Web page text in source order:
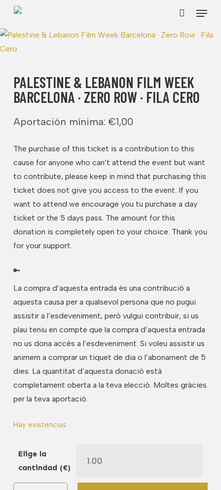
Skip
main
content
Menu
PALESTINE & LEBANON FILM WEEK
BARCELONA · ZERO ROW · FILA CERO
Aportación mínima: €1,00
The purchase of this ticket is a contribution to this
cause for anyone who can’t attend the event but want
to contribute, please keep in mind that purchasing this
ticket does not give you access to the event. If you
want to attend we encourage you tu purchase a day
ticket or the 5 days pass. The amount for this
donation is completely open to your choice. Thank you
for your support.
🔑
La compra d’aquesta entrada és una contribució a
aquesta causa per a qualsevol persona que no pugui
assistir a l’esdeveniment, però vulgui contribuir, si us
plau teniu en compte que la compra d’aquesta entrada
no us dona accés a l’esdeveniment. Si voleu assistir us
animem a comprar un tiquet de dia o l’abonament de 5
dies. La quantitat d’aquesta donació està
completament oberta a la teva elecció. Moltes gràcies
per la teva aportació.
Hay existencias
Elige la
cantindad (€)